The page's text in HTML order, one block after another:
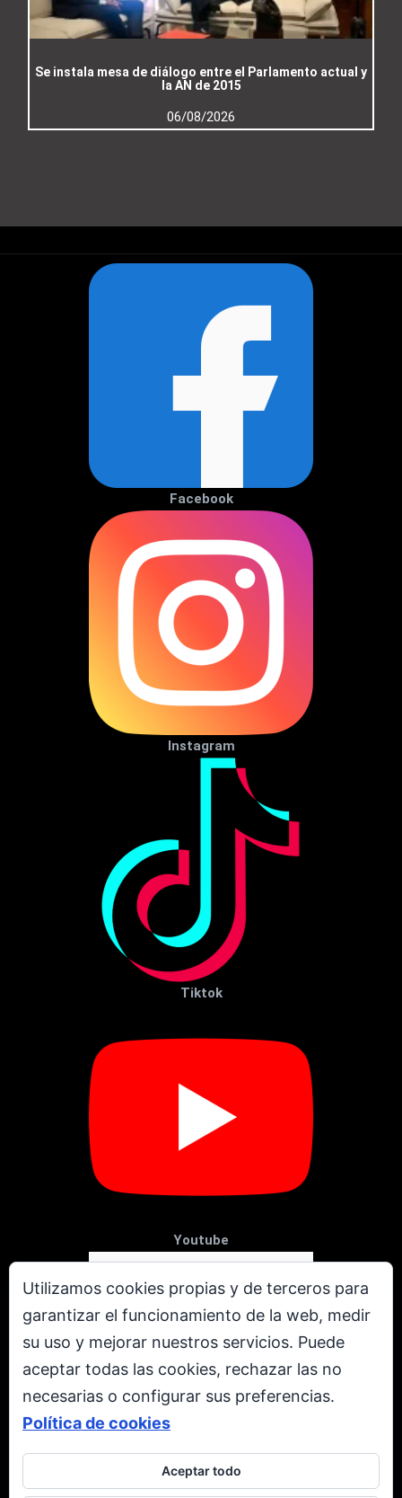
Se instala mesa de diálogo entre el Parlamento actual y
la AN de 2015
06/08/2026
Utilizamos cookies propias y de terceros para
garantizar el funcionamiento de la web, medir
su uso y mejorar nuestros servicios. Puede
aceptar todas las cookies, rechazar las no
necesarias o configurar sus preferencias.
Política de cookies
Aceptar todo
Facebook
Instagram
Tiktok
Youtube
X